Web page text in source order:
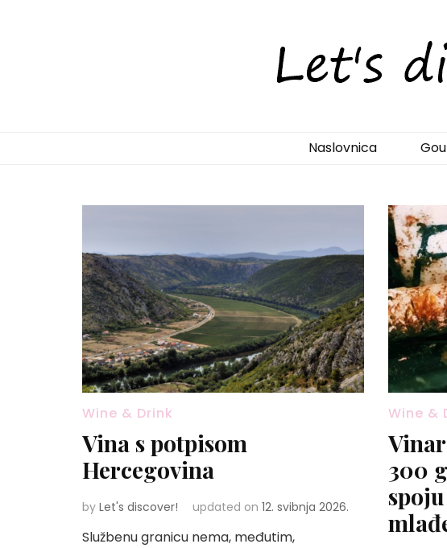
Naslovnica
Wine & Drink
Vina s potpisom
Hercegovina
by Let's discover! updated on 12. svibnja 2026.
Službenu granicu nema, međutim,
Wine &
300